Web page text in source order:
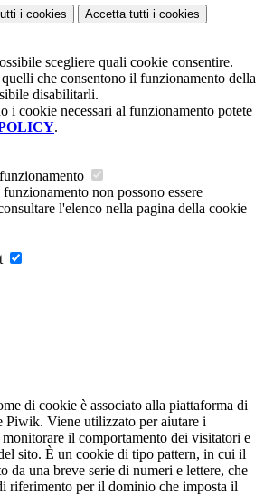
i cookies Accetta tutti i cookies
scegliere quali cookie consentire.
che consentono il funzionamento della
disabilitarli.
i cookie necessari al funzionamento potete
.
non possono essere
l'elenco nella pagina della cookie
di cookie è associato alla piattaforma di
Piwik. Viene utilizzato per aiutare i
il comportamento dei visitatori e
sito. È un cookie di tipo pattern, in cui il
da una breve serie di numeri e lettere, che
riferimento per il dominio che imposta il